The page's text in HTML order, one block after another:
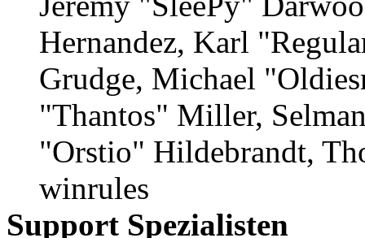
Hernandez, Karl
Grudge, Michael
"Thantos" Miller,
"Orstio" Hildebrandt,
winrules
Support Spezialisten